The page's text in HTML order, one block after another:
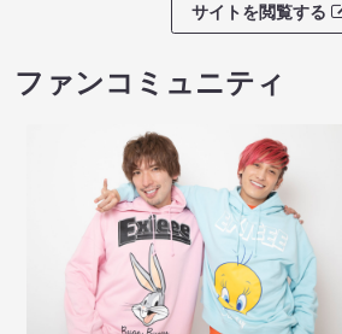
サイトを閲覧する
ファンコミュニティ